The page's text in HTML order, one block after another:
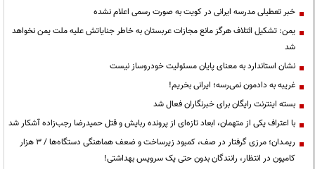
خبر تعطیلی مدرسه ایرانی در کویت به صورت رسمی اعلام نشده
یمن: تشکیل ائتلاف هرگز مانع مجازات عربستان به خاطر جنایاتش علیه ملت یمن نخواهد
شد
نشان استاندارد به معنای پایان مسئولیت خودروساز نیست
غریبه به دادمون نمی‌رسه؛ ایرانی بخریم!
بسته اینترنت رایگان برای خبرنگاران فعال شد
با اعتراف یکی از متهمان، ابعاد تازه‌ای از پرونده ربایش و قتل حمیدرضا رجب‌زاده آشکار شد
ریمـدان؛ مرزی گرفتار در صف، کمبود زیرساخت و ضعف هماهنگی دستگاه‌ها / ۳ هزار
کامیون در انتظار، رانندگان بدون حتی یک سرویس بهداشتی!